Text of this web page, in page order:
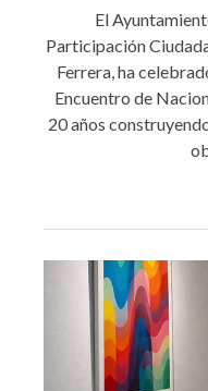
El
Participación
Ferrera, ha
Encuentro de
20 años